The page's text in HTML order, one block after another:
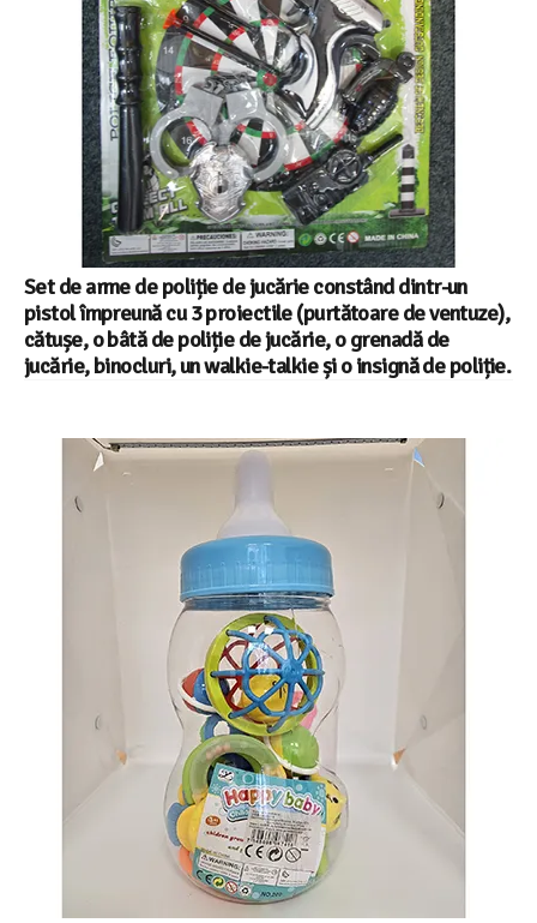
Set de arme de poliție de jucărie constând dintr-un
pistol împreună cu 3 proiectile (purtătoare de ventuze),
cătușe, o bâtă de poliție de jucărie, o grenadă de
jucărie, binocluri, un walkie-talkie și o insignă de poliție.